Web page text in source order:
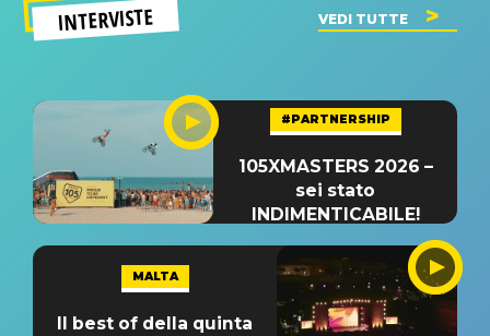
INTERVISTE VEDI TUTTE
#PARTNERSHIP
105XMASTERS 2026 –
sei stato
INDIMENTICABILE!
MALTA
Il best of della quinta